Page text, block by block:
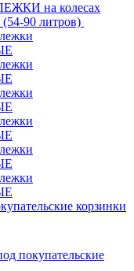
на колесах
(54-90 литров)
корзинки
покупательские